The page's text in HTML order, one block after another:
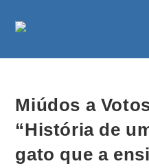
Miúdos a
“História de
gato que a